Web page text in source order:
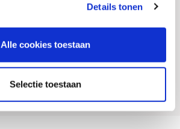
Details tonen
Alle cookies toestaan
Selectie toestaan
180 2900 L 998